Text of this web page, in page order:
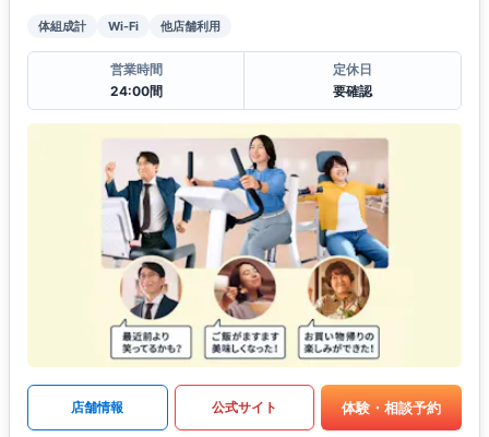
体組成計 Wi-Fi 他店舗利用
営業時間
24:00間
定休日
要確認
店舗情報 公式サイト 体験・相談予約